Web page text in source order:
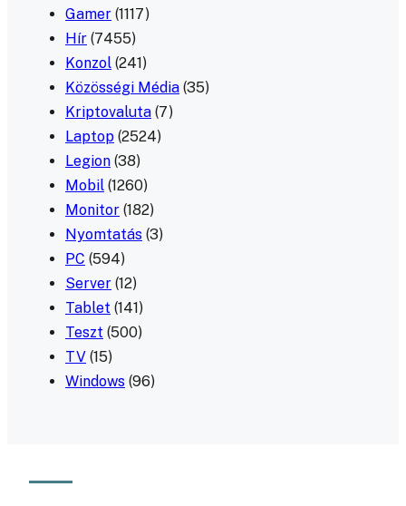
Gamer (1117)
Hír (7455)
Konzol (241)
Közösségi Média (35)
Kriptovaluta (7)
Laptop (2524)
Legion (38)
Mobil (1260)
Monitor (182)
Nyomtatás (3)
PC (594)
Server (12)
Tablet (141)
Teszt (500)
TV (15)
Windows (96)